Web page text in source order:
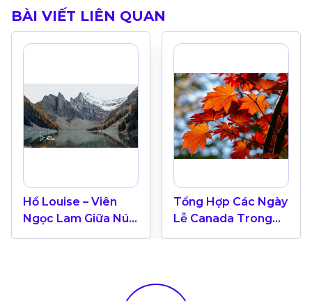
BÀI VIẾT LIÊN QUAN
Hồ Louise – Viên
Ngọc Lam Giữa Núi
Rừng Banff, Alberta
Tổng Hợp Các Ngày
Lễ Canada Trong
Năm 2024